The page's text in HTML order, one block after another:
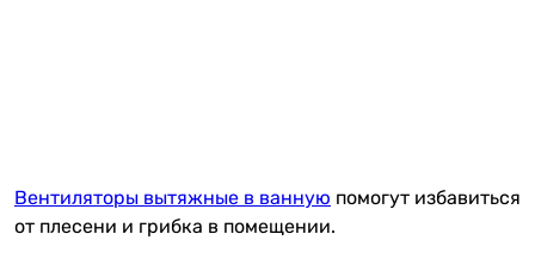
Вентиляторы вытяжные в ванную помогут избавиться
от плесени и грибка в помещении.